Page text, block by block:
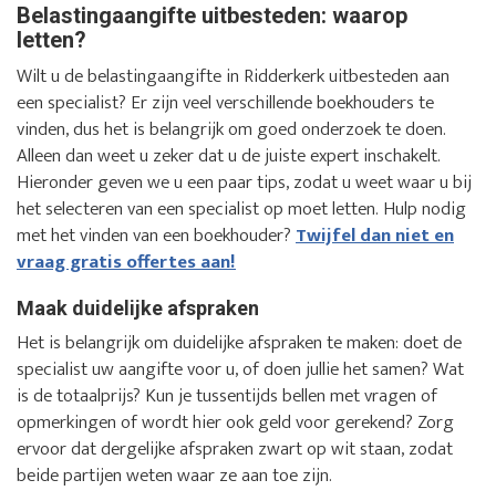
Belastingaangifte uitbesteden: waarop
letten?
Wilt u de belastingaangifte in Ridderkerk uitbesteden aan
een specialist? Er zijn veel verschillende boekhouders te
vinden, dus het is belangrijk om goed onderzoek te doen.
Alleen dan weet u zeker dat u de juiste expert inschakelt.
Hieronder geven we u een paar tips, zodat u weet waar u bij
het selecteren van een specialist op moet letten. Hulp nodig
met het vinden van een boekhouder?Twijfel dan niet en
vraag gratis offertes aan!
Maak duidelijke afspraken
Het is belangrijk om duidelijke afspraken te maken: doet de
specialist uw aangifte voor u, of doen jullie het samen? Wat
is de totaalprijs? Kun je tussentijds bellen met vragen of
opmerkingen of wordt hier ook geld voor gerekend? Zorg
ervoor dat dergelijke afspraken zwart op wit staan, zodat
beide partijen weten waar ze aan toe zijn.